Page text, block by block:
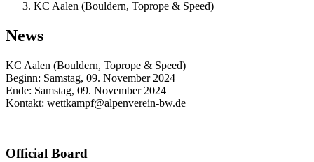
KC Aalen (Bouldern, Toprope & Speed)
News
KC Aalen (Bouldern, Toprope & Speed)
Beginn: Samstag, 09. November 2024
Ende: Samstag, 09. November 2024
Kontakt: wettkampf@alpenverein-bw.de
Official Board